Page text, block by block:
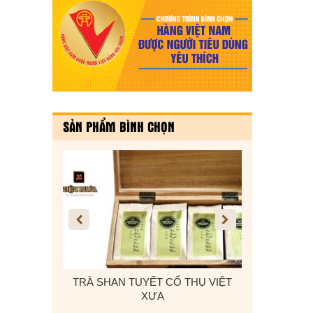
SẢN PHẨM BÌNH CHỌN
TRÀ SHAN TUYẾT CỔ THỤ VIỆT
XƯA